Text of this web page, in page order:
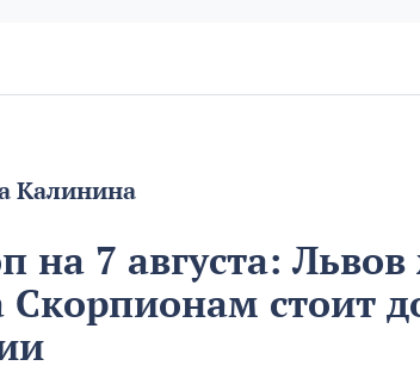
Калинина
на 7 августа:
Скорпионам стоит